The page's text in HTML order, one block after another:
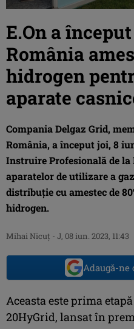
E.On a
România
hidrogen
aparate
Compania Delgaz Grid,
România, a început joi, 8
Instruire Profesională de
aparatelor de utilizare a
distribuție cu amestec de
hidrogen.
Mihai Nicuţ - J, 08 iun. 2023, 11:43
Adaugă-ne
Aceasta este prima
20HyGrid, lansat în